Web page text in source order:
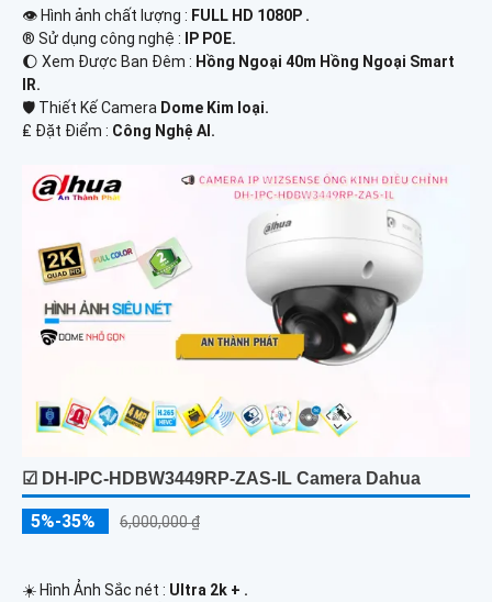
👁 Hình ảnh chất lượng : FULL HD 1080P .
®️ Sử dụng công nghệ :
IP POE.
🌔 Xem Được Ban Đêm : Hồng Ngoại 40m Hồng Ngoại Smart
IR.
🛡 Thiết Kế Camera Dome Kim loại.
️₤ Đặt Điểm : Công Nghệ AI.
☑ DH-IPC-HDBW3449RP-ZAS-IL Camera Dahua
5%-35% 6,000,000 ₫
☀️ Hình Ảnh Sắc nét : Ultra 2k + .